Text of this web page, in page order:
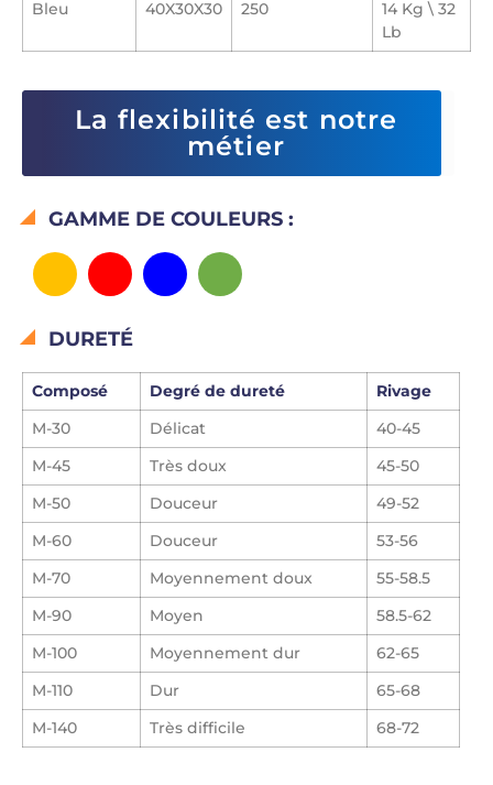
Bleu
40X30X30 250
14 Kg \ 32
Lb
La flexibilité est notre
métier
GAMME DE COULEURS :
DURETÉ
Composé Degré de dureté
Rivage
M-30
Délicat
40-45
M-45
Très doux
45-50
M-50
Douceur
49-52
M-60
Douceur
53-56
M-70
Moyennement doux
55-58.5
M-90
Moyen
58.5-62
M-100
Moyennement dur
62-65
M-110
Dur
65-68
M-140
Très difficile 68-72